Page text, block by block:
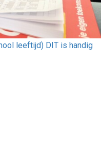
leeftijd) DIT is handig